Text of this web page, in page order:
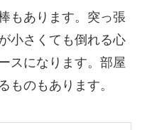
もあります。突っ張
小さくても倒れる心
スになります。部屋
ものもあります。